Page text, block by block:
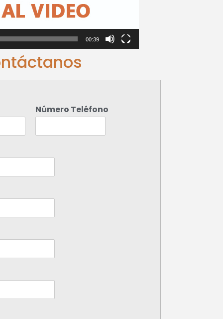
00:39
Número Teléfono